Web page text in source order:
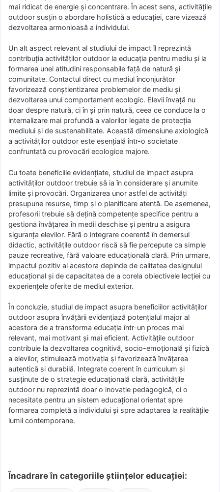
mai ridicat de energie și concentrare. În acest sens, activitățile
outdoor susțin o abordare holistică a educației, care vizează
dezvoltarea armonioasă a individului.
Un alt aspect relevant al studiului de impact îl reprezintă
contribuția activităților outdoor la educația pentru mediu și la
formarea unei atitudini responsabile față de natură și
comunitate. Contactul direct cu mediul înconjurător
favorizează conștientizarea problemelor de mediu și
dezvoltarea unui comportament ecologic. Elevii învață nu
doar despre natură, ci în și prin natură, ceea ce conduce la o
internalizare mai profundă a valorilor legate de protecția
mediului și de sustenabilitate. Această dimensiune axiologică
a activităților outdoor este esențială într-o societate
confruntată cu provocări ecologice majore.
Cu toate beneficiile evidențiate, studiul de impact asupra
activităților outdoor trebuie să ia în considerare și anumite
limite și provocări. Organizarea unor astfel de activități
presupune resurse, timp și o planificare atentă. De asemenea,
profesorii trebuie să dețină competențe specifice pentru a
gestiona învățarea în medii deschise și pentru a asigura
siguranța elevilor. Fără o integrare coerentă în demersul
didactic, activitățile outdoor riscă să fie percepute ca simple
pauze recreative, fără valoare educațională clară. Prin urmare,
impactul pozitiv al acestora depinde de calitatea designului
educațional și de capacitatea de a corela obiectivele lecției cu
experiențele oferite de mediul exterior.
În concluzie, studiul de impact asupra beneficiilor activităților
outdoor asupra învățării evidențiază potențialul major al
acestora de a transforma educația într-un proces mai
relevant, mai motivant și mai eficient. Activitățile outdoor
contribuie la dezvoltarea cognitivă, socio-emoțională și fizică
a elevilor, stimulează motivația și favorizează învățarea
autentică și durabilă. Integrate coerent în curriculum și
susținute de o strategie educațională clară, activitățile
outdoor nu reprezintă doar o inovație pedagogică, ci o
necesitate pentru un sistem educațional orientat spre
formarea completă a individului și spre adaptarea la realitățile
lumii contemporane.
Încadrare în categoriile științelor educației: